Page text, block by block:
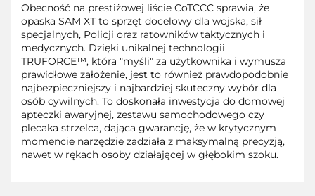
Obecność na prestiżowej liście CoTCCC sprawia, że
opaska SAM XT to sprzęt docelowy dla wojska, sił
specjalnych, Policji oraz ratowników taktycznych i
medycznych. Dzięki unikalnej technologii
TRUFORCE™, która "myśli" za użytkownika i wymusza
prawidłowe założenie, jest to również prawdopodobnie
najbezpieczniejszy i najbardziej skuteczny wybór dla
osób cywilnych. To doskonała inwestycja do domowej
apteczki awaryjnej, zestawu samochodowego czy
plecaka strzelca, dająca gwarancję, że w krytycznym
momencie narzędzie zadziała z maksymalną precyzją,
nawet w rękach osoby działającej w głębokim szoku.